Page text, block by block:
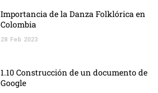
Importancia de la Danza Folklórica en
Colombia
28 Feb 2023
1.10 Construcción de un documento de
Google